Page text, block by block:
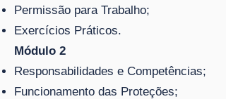
Permissão para Trabalho;
Exercícios Práticos.
Módulo 2
Responsabilidades e Competências;
Funcionamento das Proteções;